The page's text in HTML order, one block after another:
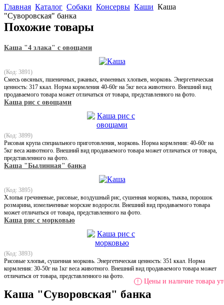
Главная Каталог Собаки Консервы Каши Каша
"Суворовская" банка
Похожие товары
Каша "4 злака" с овощами
(Код: 3891)
Смесь овсяных, пшеничных, ржаных, ячменных хлопьев, морковь. Энергетическая
ценность: 317 ккал. Норма кормления 40-60г на 5кг веса животного. Внешний вид
продаваемого товара может отличаться от товара, представленного на фото.
Каша рис с овощами
(Код: 3899)
Рисовая крупа специального приготовления, морковь. Норма кормления: 40-60г на
5кг веса животного. Внешний вид продаваемого товара может отличаться от товара,
представленного на фото.
Каша "Былинная" банка
(Код: 3895)
Хлопья гречнневые, рисовые, воздушный рис, сушенная морковь, тыква, порошок
розмарина, измельченные морские водоросли. Внешний вид продаваемого товара
может отличаться от товара, представленного на фото.
Каша рис с морковью
(Код: 3893)
Рисовые хлопья, сушенная морковь. Энергетическая ценность: 351 ккал. Норма
кормления: 30-50г на 1кг веса животного. Внешний вид продаваемого товара может
отличаться от товара, представленного на фото.
! Цены и наличие товара
Каша "Суворовская" банка